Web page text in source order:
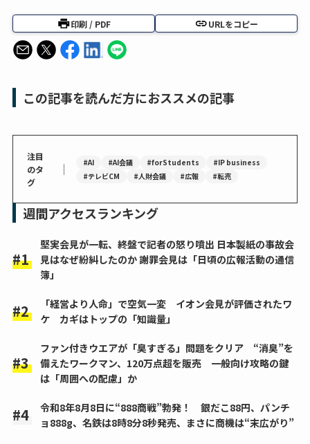
印刷 / PDF URLをコピー
この記事を読んだ方におススメの記事
注目
のタ
グ
｜ #AI #AI会議 #forStudents
#IP business
#テレビCM
#人財会議 #広報 #転売
週間アクセスランキング
堅実会見が一転、終盤で記者の怒り噴出 日本製紙の事故会
見はなぜ紛糾したのか 謝罪会見は「日頃の広報活動の通信
簿」
「経営より人命」で空気一変 イオン会見が評価されたワ
ケ カギはトップの「知識量」
ファン付きウエアが「臭すぎる」問題をクリア “消臭”を
備えたワークマン、120万点超を販売 一般向け攻略の鍵
は「周囲への配慮」か
令和8年8月8日に“888商戦”勃発！ 銀だこ88円、パンチ
ョ888g、名鉄は8時8分8秒発売、まさに商機は“末広がり”